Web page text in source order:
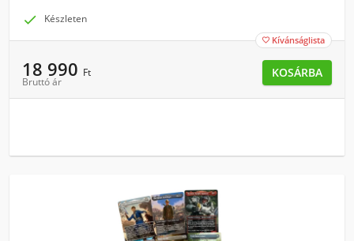
 Készleten
 Kívánságlista
18 990 Ft
Bruttó ár
KOSÁRBA